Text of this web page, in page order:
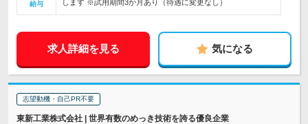
給与 します ※試用期間3か月あり（待遇に変更なし）
求人詳細を見る 気になる
志望動機・自己PR不要
東新工業株式会社 | 世界有数のめっき技術を誇る優良企業